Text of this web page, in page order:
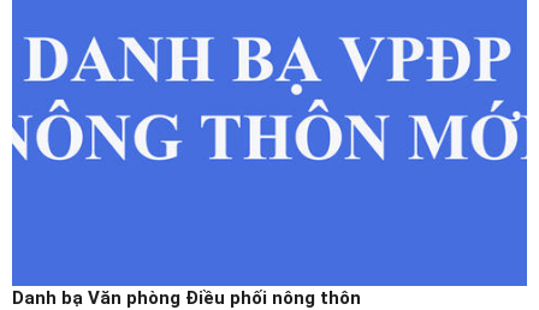
Danh bạ Văn phòng Điều phối nông thôn